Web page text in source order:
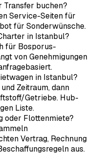
Transfer buchen?
Service-Seiten für
für Sonderwünsche.
in Istanbul?
für Bosporus-
von Genehmigungen
in Istanbul?
Zeitraum, dann
Getriebe. Hub-
Liste.
oder Flottenmiete?
Vertrag, Rechnung
aus.